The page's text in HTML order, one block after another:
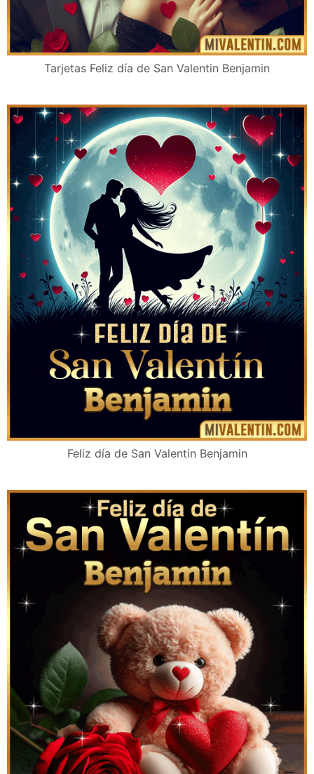
Tarjetas Feliz día de San Valentin Benjamin
Feliz día de San Valentin Benjamin